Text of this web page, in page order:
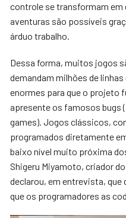
controle se transformam em
aventuras são possíveis
árduo trabalho.
Dessa forma, muitos jogos
demandam milhões de
enormes para que o projeto
apresente os famosos bugs
games). Jogos clássicos,
programados diretamente
baixo nível muito próxima
Shigeru Miyamoto, criador
declarou, em entrevista, que
que os programadores as